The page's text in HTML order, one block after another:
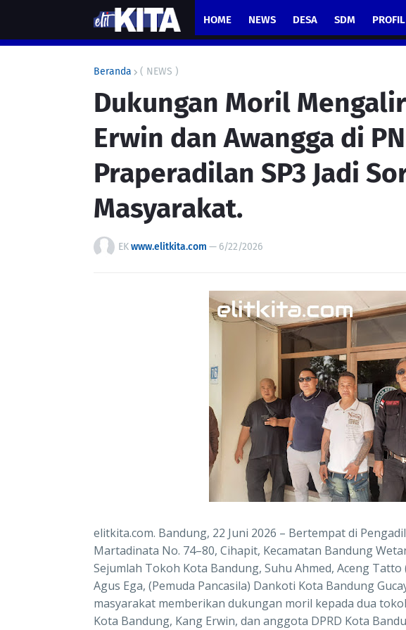
HOME NEWS DESA SDM PROFIL
Beranda ( NEWS )
Dukungan Moril
Erwin dan Awangga di
Praperadilan SP3 Jadi
Masyarakat.
EKwww.elitkita.com — 6/22/2026
elitkita.com. Bandung, 22 Juni 2026 – Bertempat di
Martadinata No. 74–80, Cihapit, Kecamatan Bandung
Sejumlah Tokoh Kota Bandung, Suhu Ahmed, Aceng Tatto
Agus Ega, (Pemuda Pancasila) Dankoti Kota Bandung
masyarakat memberikan dukungan moril kepada dua
Kota Bandung, Kang Erwin, dan anggota DPRD Kota